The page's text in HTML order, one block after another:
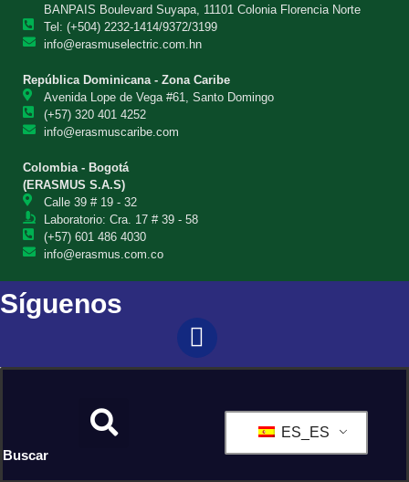
BANPAIS Boulevard Suyapa, 11101 Colonia Florencia Norte
Tel: (+504) 2232-1414/9372/3199
info@erasmuselectric.com.hn
República Dominicana - Zona Caribe
Avenida Lope de Vega #61, Santo Domingo
(+57) 320 401 4252
info@erasmuscaribe.com
Colombia - Bogotá
(ERASMUS S.A.S)
Calle 39 # 19 - 32
Laboratorio: Cra. 17 # 39 - 58
(+57) 601 486 4030
info@erasmus.com.co
Síguenos
Buscar
ES_ES